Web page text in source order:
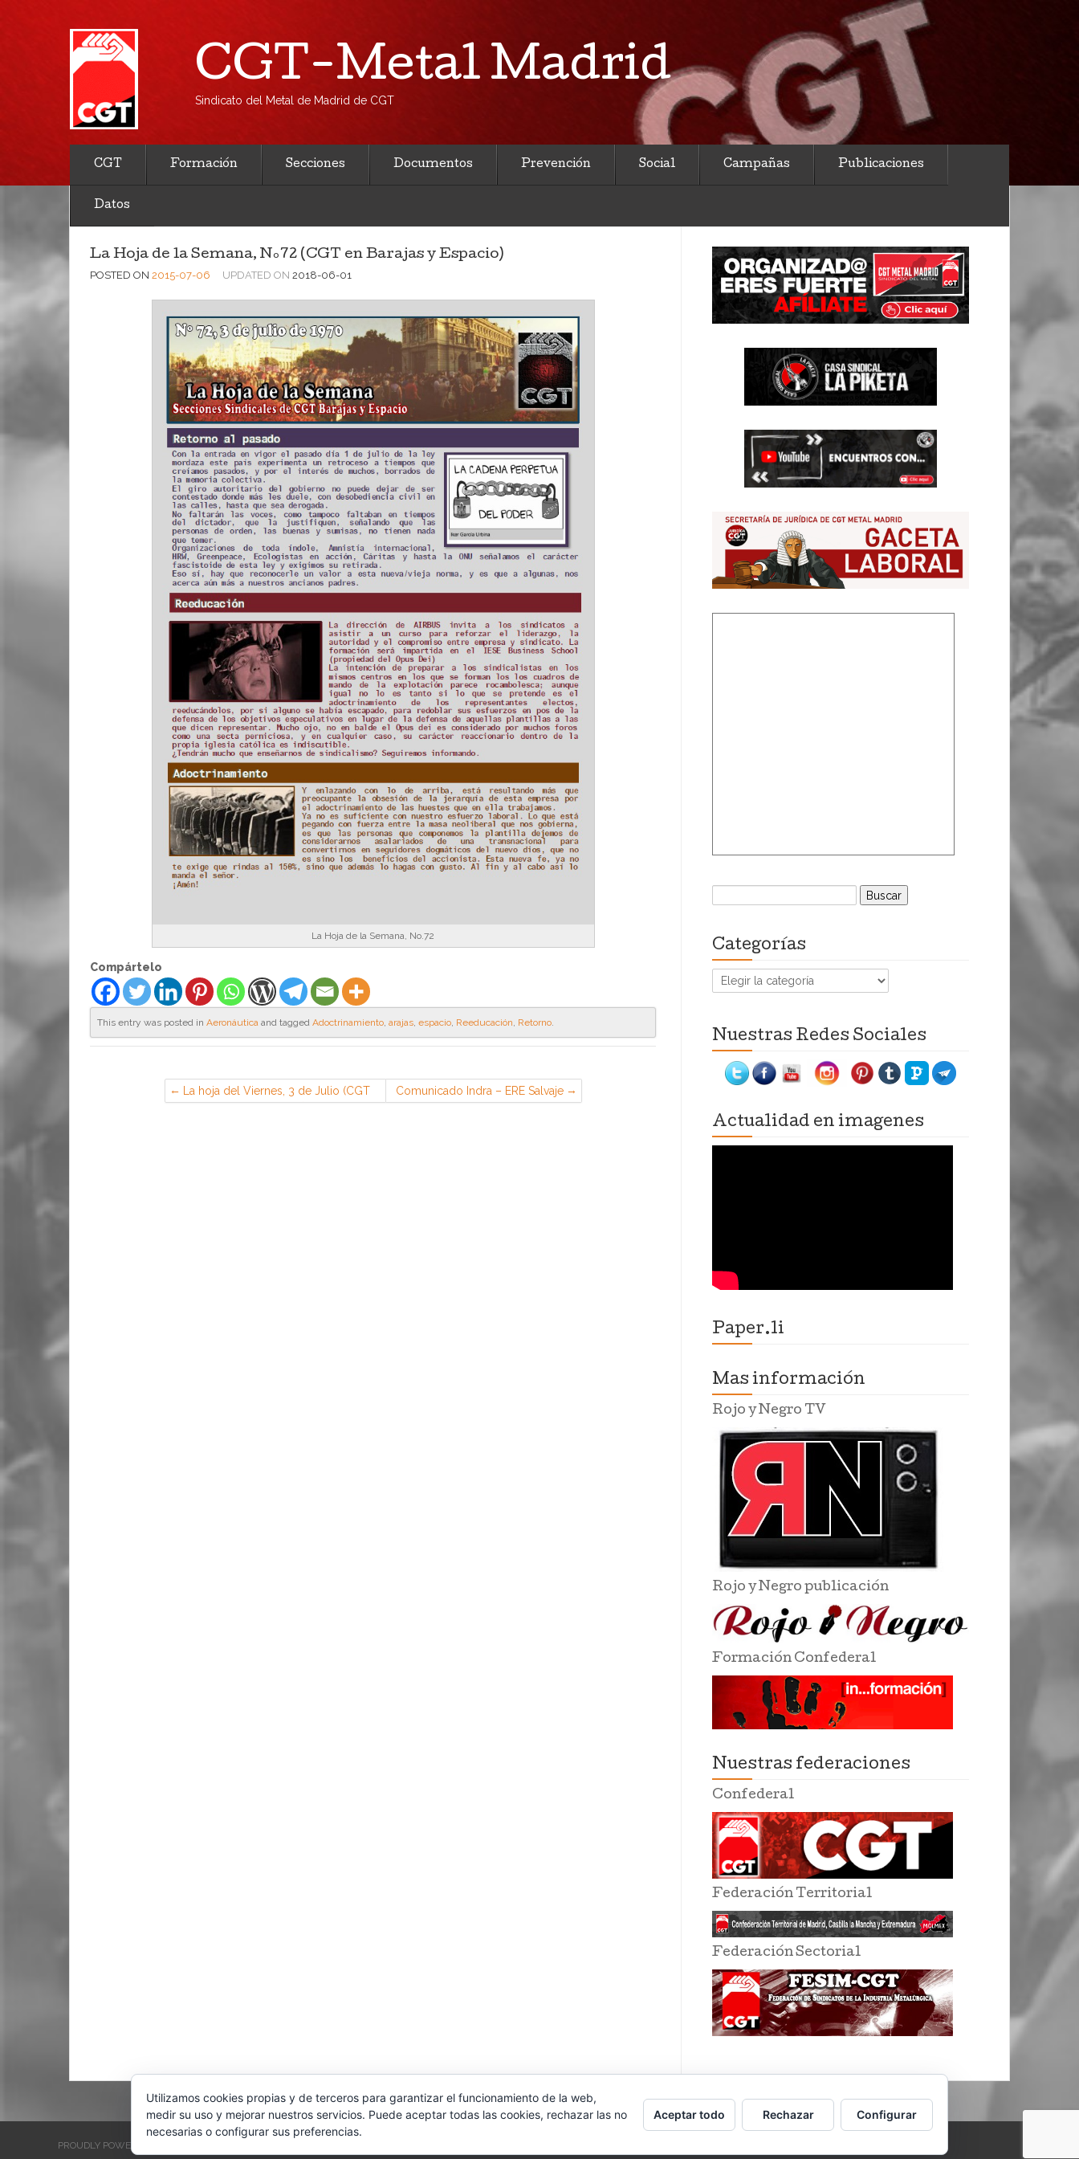
CGT-Metal Madrid
Sindicato del Metal de Madrid de CGT
CGT Formación Secciones Documentos Prevención Social Campañas Publicaciones
Datos
La Hoja de la Semana, Nº72 (CGT en Barajas y Espacio)
POSTED ON 2015-07-06 UPDATED ON 2018-06-01
La Hoja de la Semana, No.72
Compártelo
This entry was posted in Aeronáutica and tagged Adoctrinamiento, arajas, espacio, Reeducación, Retorno.
La hoja del Viernes, 3 de Julio (CGT
en EADS Airbus, Getafe)
Comunicado Indra – ERE Salvaje
Buscar:
Categorías
Categorías
Nuestras Redes Sociales
Actualidad en imagenes
Paper.li
Mas información
Rojo y Negro TV
Rojo y Negro publicación
Formación Confederal
Nuestras federaciones
Confederal
Federación Territorial
Federación Sectorial
PROUDLY POWERED BY WORDPRESS
Utilizamos cookies propias y de terceros para garantizar el funcionamiento de la web,
medir su uso y mejorar nuestros servicios. Puede aceptar todas las cookies, rechazar las no
necesarias o configurar sus preferencias.
Aceptar todo Rechazar Configurar